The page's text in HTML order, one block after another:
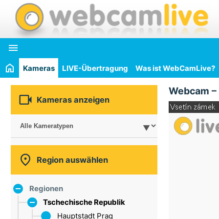

Kameras LIVE-Übertragung Was ist WebCamLive?
 Kameras anzeigen
 Region auswählen
Regionen
Tschechische Republik
Hauptstadt Prag
Webcam –